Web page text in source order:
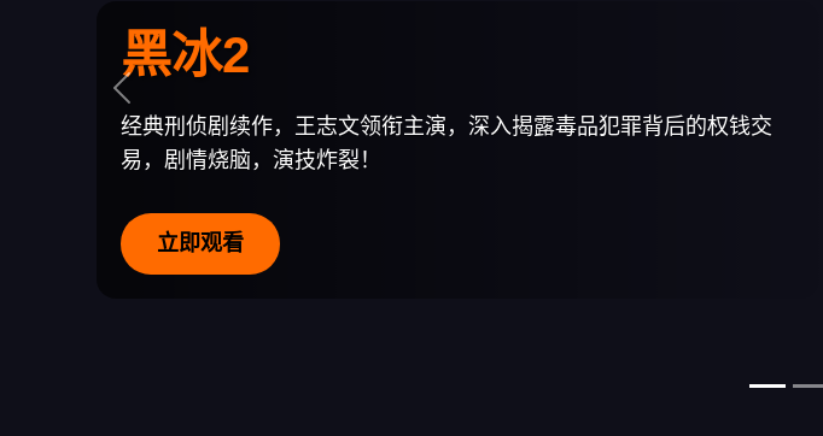
白夜追凶2
潘粤明一人分饰两角，延续第一季的悬疑风格，关氏兄弟继续追查灭门
惨案真相，高能不断！
立即观看
Previous